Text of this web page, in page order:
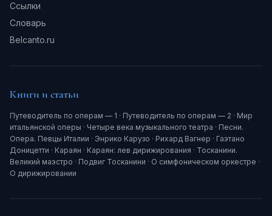
Ссылки
Словарь
Belcanto.ru
Книги и статьи
Путеводитель по операм — 1 · Путеводитель по операм — 2 · Мир
итальянской оперы · Четыре века музыкального театра · Песни.
Опера. Певцы Италии · Энрико Карузо · Рихард Вагнер · Гаэтано
Доницетти · Караян · Караян: лев дирижирования · Тосканини.
Великий маэстро · Подвиг Тосканини · О симфоническом оркестре ·
О дирижировании